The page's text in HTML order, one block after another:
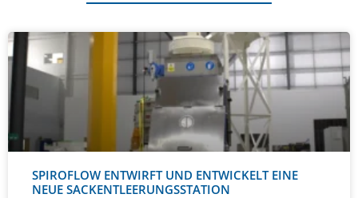
SPIROFLOW ENTWIRFT UND ENTWICKELT EINE
NEUE SACKENTLEERUNGSSTATION